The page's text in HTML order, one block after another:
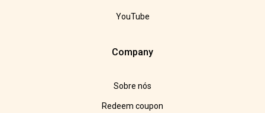
YouTube
Company
Sobre nós
Redeem coupon